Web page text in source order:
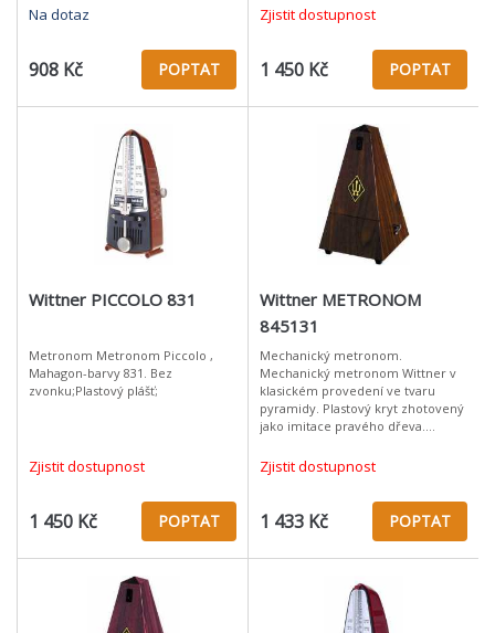
disponuje vysoce odolnou
Na dotaz
908 Kč POPTAT
Zjistit dostupnost
1 450 Kč POPTAT
Wittner PICCOLO 831
Metronom Metronom Piccolo ,
Mahagon-barvy 831. Bez
zvonku;Plastový plášť;
Zjistit dostupnost
1 450 Kč POPTAT
Wittner METRONOM
845131
Mechanický metronom.
Mechanický metronom Wittner v
klasickém provedení ve tvaru
pyramidy. Plastový kryt zhotovený
jako imitace pravého dřeva.
Provedení bez zvonku
Zjistit dostupnost
1 433 Kč POPTAT